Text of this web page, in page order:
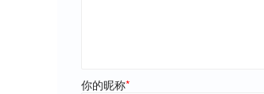
你的昵称*